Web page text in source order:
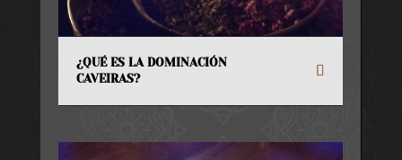
¿QUÉ ES LA DOMINACIÓN
CAVEIRAS?